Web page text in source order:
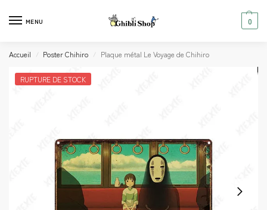
MENU 0
Accueil / Poster Chihiro / Plaque métal Le Voyage de Chihiro
RUPTURE DE STOCK